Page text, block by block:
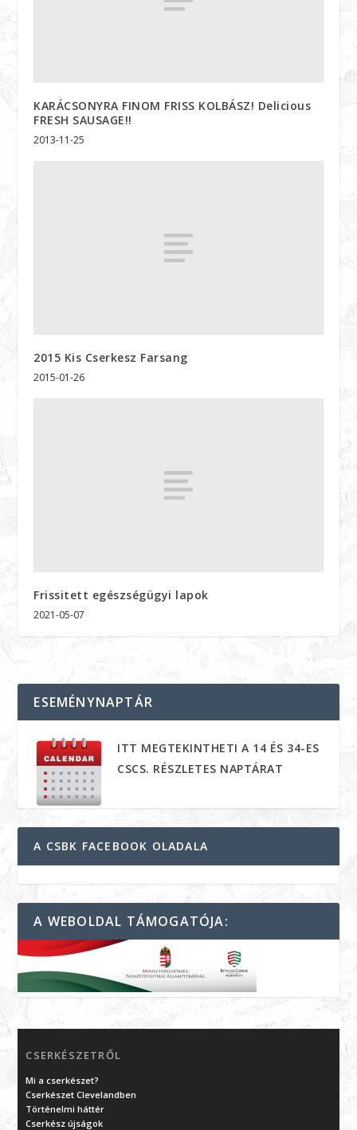
KARÁCSONYRA FINOM FRISS KOLBÁSZ! Delicious
FRESH SAUSAGE!!
2013-11-25
2015 Kis Cserkesz Farsang
2015-01-26
Frissitett egészségügyi lapok
2021-05-07
ESEMÉNYNAPTÁR
ITT MEGTEKINTHETI A 14 ÉS 34-ES
CSCS. RÉSZLETES NAPTÁRAT
A CSBK FACEBOOK OLADALA
A WEBOLDAL TÁMOGATÓJA:
CSERKÉSZETRŐL
Mi a cserkészet?
Cserkészet Clevelandben
Történelmi háttér
Cserkész újságok